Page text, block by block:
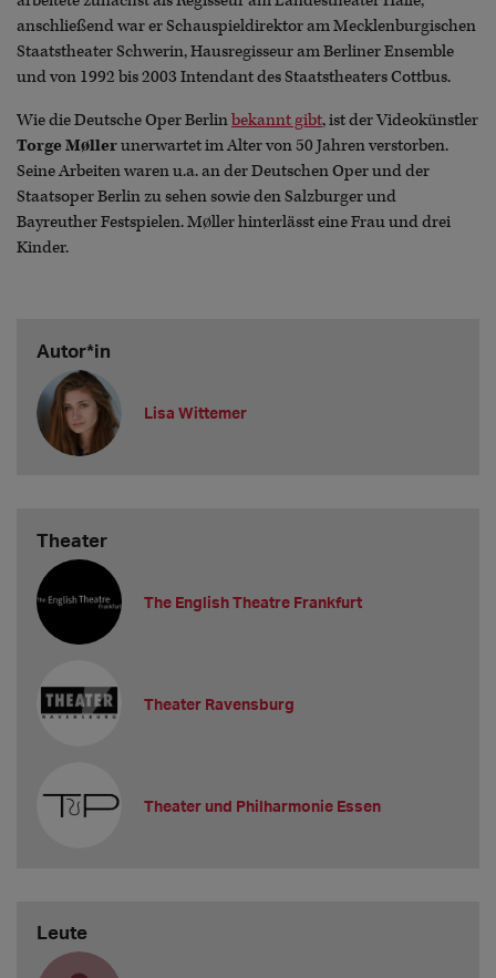
anschließend war er Schauspieldirektor am Mecklenburgischen
Staatstheater Schwerin, Hausregisseur am Berliner Ensemble
und von 1992 bis 2003 Intendant des Staatstheaters Cottbus.
Wie die Deutsche Oper Berlinbekannt gibt, ist der Videokünstler
Torge Møllerunerwartet im Alter von 50 Jahren verstorben.
Seine Arbeiten waren u.a. an der Deutschen Oper und der
Staatsoper Berlin zu sehen sowie den Salzburger und
Bayreuther Festspielen. Møller hinterlässt eine Frau und drei
Kinder.
Autor*in
Lisa Wittemer
Theater
The English Theatre Frankfurt
Theater Ravensburg
Theater und Philharmonie Essen
Leute